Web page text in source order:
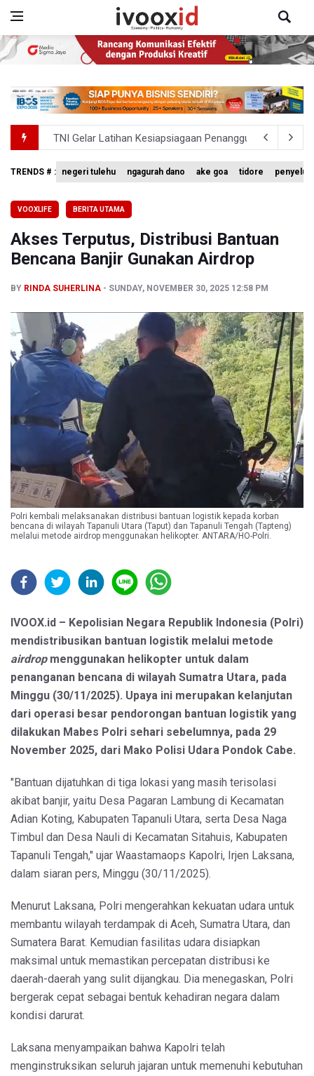
TNI Gelar Latihan Kesiapsiagaan Penanggulangan
Pemprov Jabar Sediakan Knalpot Standar Gratis di Pos
Flores Bersiap Gelar Festival Golo Koe 2026,
Kemkomdigi Targetkan Reaktivasi IGRS Rampung 2026
TRENDS # : negeri tulehu ngagurah dano ake goa tidore
VOOXLIFE BERITA UTAMA
Akses Terputus, Distribusi Bantuan
Bencana Banjir Gunakan Airdrop
BY RINDA SUHERLINA SUNDAY, NOVEMBER 30, 2025 12:58 PM
Polri kembali melaksanakan distribusi bantuan logistik kepada korban
bencana di wilayah Tapanuli Utara (Taput) dan Tapanuli Tengah (Tapteng)
melalui metode airdrop menggunakan helikopter. ANTARA/HO-Polri.
IVOOX.id – Kepolisian Negara Republik Indonesia (Polri)
mendistribusikan bantuan logistik melalui metode
airdropmenggunakan helikopter untuk dalam
penanganan bencana di wilayah Sumatra Utara, pada
Minggu (30/11/2025). Upaya ini merupakan kelanjutan
dari operasi besar pendorongan bantuan logistik yang
dilakukan Mabes Polri sehari sebelumnya, pada 29
November 2025, dari Mako Polisi Udara Pondok Cabe.
"Bantuan dijatuhkan di tiga lokasi yang masih terisolasi
akibat banjir, yaitu Desa Pagaran Lambung di Kecamatan
Adian Koting, Kabupaten Tapanuli Utara, serta Desa Naga
Timbul dan Desa Nauli di Kecamatan Sitahuis, Kabupaten
Tapanuli Tengah," ujar Waastamaops Kapolri, Irjen Laksana,
dalam siaran pers, Minggu (30/11/2025).
Menurut Laksana, Polri mengerahkan kekuatan udara untuk
membantu wilayah terdampak di Aceh, Sumatra Utara, dan
Sumatera Barat. Kemudian fasilitas udara disiapkan
maksimal untuk memastikan percepatan distribusi ke
daerah-daerah yang sulit dijangkau. Dia menegaskan, Polri
bergerak cepat sebagai bentuk kehadiran negara dalam
kondisi darurat.
Laksana menyampaikan bahwa Kapolri telah
menginstruksikan seluruh jajaran untuk memenuhi kebutuhan